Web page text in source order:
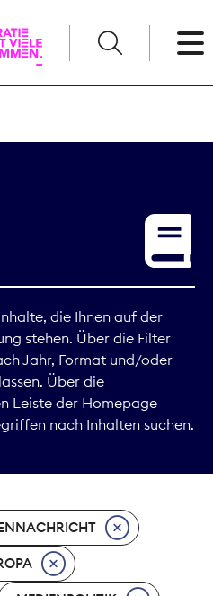
die Ihnen auf der
stehen. Über die Filter
Jahr, Format und/oder
Über die
Leiste der Homepage
nach Inhalten suchen.